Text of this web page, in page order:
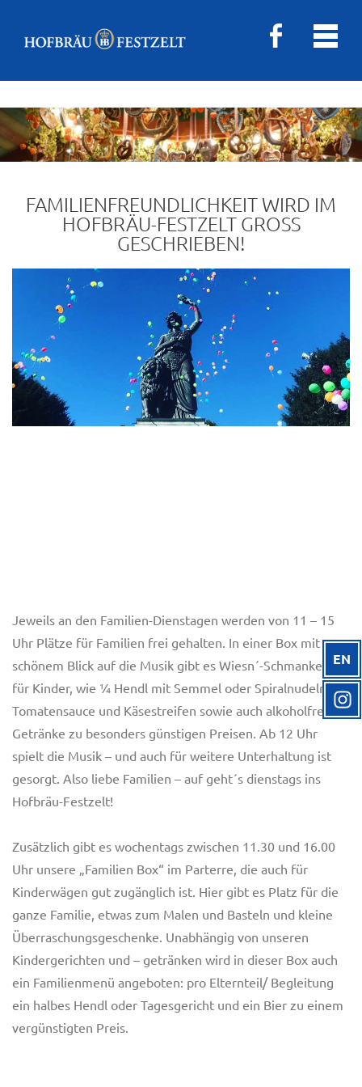
EN
FAMILIENFREUNDLICHKEIT WIRD IM
HOFBRÄU-FESTZELT GROSS G
ESCHRIEBEN!
Jeweils an den Familien-Dienstagen werden von 11 – 15
Uhr Plätze für Familien frei gehalten. In einer Box mit
schönem Blick auf die Musik gibt es Wiesn´-Schmankerl
für Kinder, wie ¼ Hendl mit Semmel oder Spiralnudeln mit
Tomatensauce und Käsestreifen sowie auch alkoholfreie
Getränke zu besonders günstigen Preisen. Ab 12 Uhr
spielt die Musik – und auch für weitere Unterhaltung ist
gesorgt. Also liebe Familien – auf geht´s dienstags ins
Hofbräu-Festzelt!
Zusätzlich gibt es wochentags zwischen 11.30 und 16.00
Uhr unsere „Familien Box“ im Parterre, die auch für
Kinderwägen gut zugänglich ist. Hier gibt es Platz für die
ganze Familie, etwas zum Malen und Basteln und kleine
Überraschungsgeschenke. Unabhängig von unseren
Kindergerichten und – getränken wird in dieser Box auch
ein Familienmenü angeboten: pro Elternteil/ Begleitung
ein halbes Hendl oder Tagesgericht und ein Bier zu einem
vergünstigten Preis.